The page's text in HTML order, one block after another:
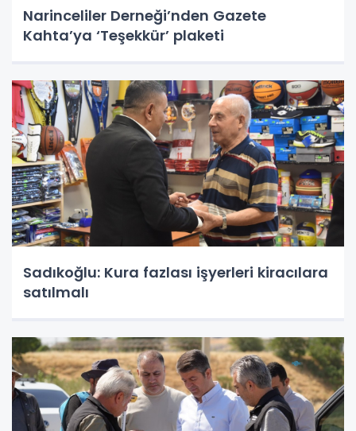
Narinceliler Derneği’nden Gazete
Kahta’ya ‘Teşekkür’ plaketi
Sadıkoğlu: Kura fazlası işyerleri kiracılara
satılmalı